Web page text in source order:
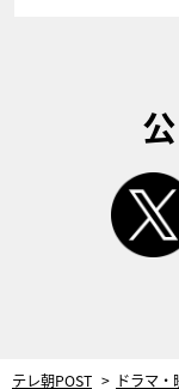
テレ朝POST ドラマ・